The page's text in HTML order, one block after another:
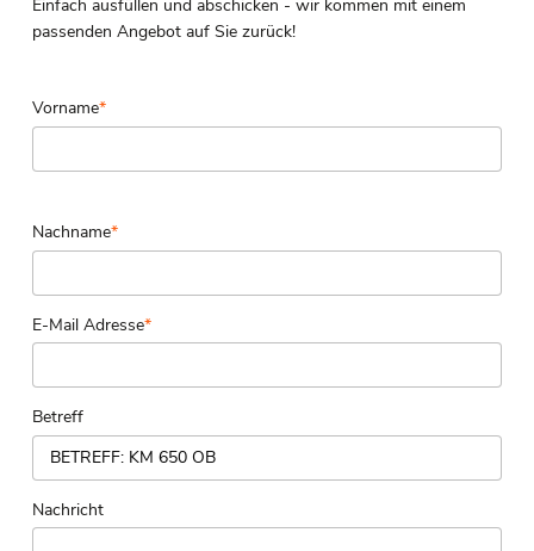
Einfach ausfüllen und abschicken - wir kommen mit einem
passenden Angebot auf Sie zurück!
Vorname*
Nachname*
E-Mail Adresse*
Betreff
Nachricht